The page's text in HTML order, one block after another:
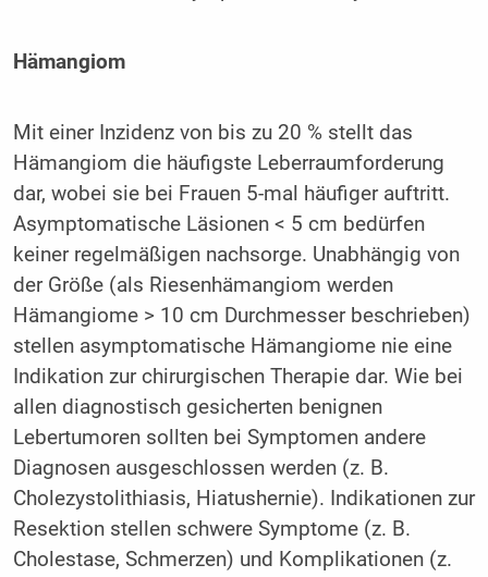
Hämangiom
Mit einer Inzidenz von bis zu 20 % stellt das
Hämangiom die häufigste Leberraumforderung
dar, wobei sie bei Frauen 5-mal häufiger auftritt.
Asymptomatische Läsionen < 5 cm bedürfen
keiner regelmäßigen nachsorge. Unabhängig von
der Größe (als Riesenhämangiom werden
Hämangiome > 10 cm Durchmesser beschrieben)
stellen asymptomatische Hämangiome nie eine
Indikation zur chirurgischen Therapie dar. Wie bei
allen diagnostisch gesicherten benignen
Lebertumoren sollten bei Symptomen andere
Diagnosen ausgeschlossen werden (z. B.
Cholezystolithiasis, Hiatushernie). Indikationen zur
Resektion stellen schwere Symptome (z. B.
Cholestase, Schmerzen) und Komplikationen (z.